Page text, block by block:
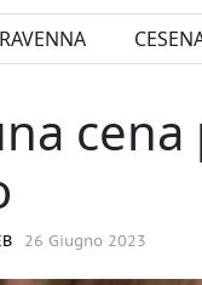
RAVENNA
26 Giugno 2023